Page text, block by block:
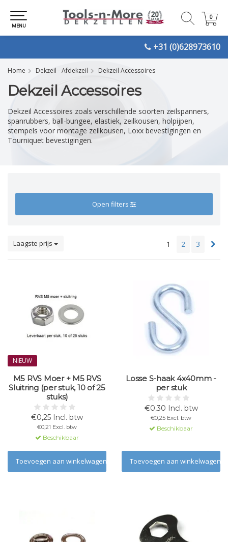
+31 (0)628973610
0
0
MENU
Home Dekzeil - Afdekzeil Dekzeil Accessoires
Dekzeil Accessoires
Dekzeil Accessoires zoals verschillende soorten zeilspanners,
spanrubbers, ball-bungee, elastiek, zeilkousen, holpijpen,
stempels voor montage zeilkousen, Loxx bevestigingen en
Tourniquet bevestigingen.
Open filters
Laagste prijs 1 2 3
NIEUW
M5 RVS Moer + M5 RVS
Sluitring (per stuk, 10 of 25
stuks)
€0,25 Incl. btw
€0,21 Excl. btw
Beschikbaar
Toevoegen aan winkelwagen
Losse S-haak 4x40mm -
per stuk
€0,30 Incl. btw
€0,25 Excl. btw
Beschikbaar
Toevoegen aan winkelwagen